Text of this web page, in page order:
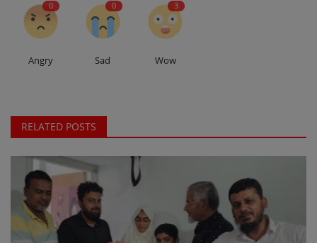
0
Angry
0
Sad
3
Wow
RELATED POSTS